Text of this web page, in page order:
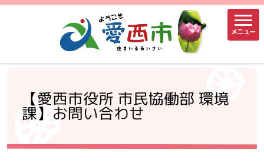
メニュー
【愛西市役所 市民協働部 環境
課】お問い合わせ